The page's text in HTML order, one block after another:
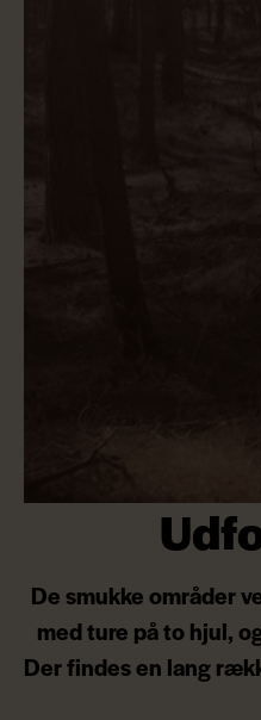
De smukke områder
med ture på to hjul,
Der findes en lang